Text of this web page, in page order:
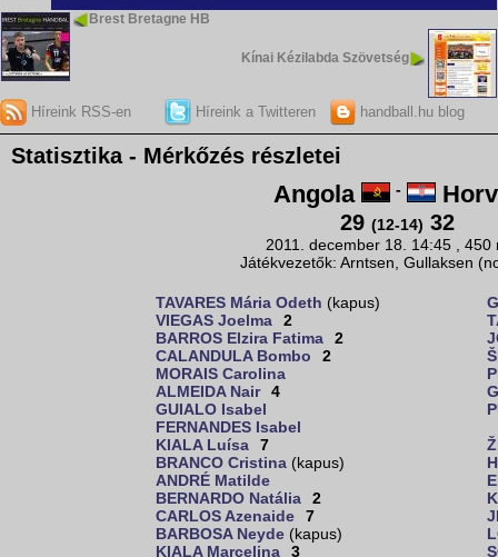
Brest Bretagne HB
Kínai Kézilabda Szövetség
Híreink RSS-en Híreink a Twitteren handball.hu blog
Statisztika - Mérkőzés részletei
Angola -
29 (12-14) 32
2011. december 18. 14:45 , 450
Játékvezetők: Arntsen, Gullaksen
TAVARES Mária Odeth (kapus)
VIEGAS Joelma
2
BARROS Elzira Fatima
2
CALANDULA Bombo
2
MORAIS Carolina
ALMEIDA Nair
4
GUIALO Isabel
FERNANDES Isabel
KIALA Luísa
7
BRANCO Cristina (kapus)
ANDRÉ Matilde
BERNARDO Natália
2
CARLOS Azenaide
7
BARBOSA Neyde (kapus)
KIALA Marcelina
3